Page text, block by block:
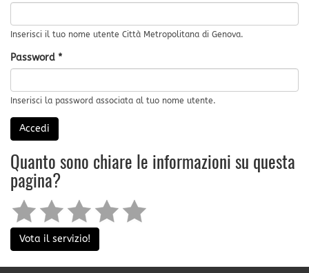
Inserisci il tuo nome utente Città Metropolitana di Genova.
Password *
Inserisci la password associata al tuo nome utente.
Accedi
Quanto sono chiare le informazioni su questa
pagina?
Vota il servizio!